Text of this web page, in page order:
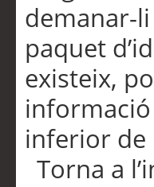
demanar-
paquet
existeix,
informació
inferior de
Torna a